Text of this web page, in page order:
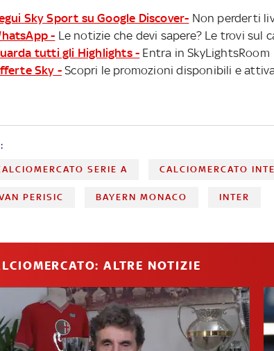
Sky Sport su Google Discover- Non perderti
- Le notizie che devi sapere? Le trovi sul
tutti gli Highlights - Entra in SkyLightsRoom
Sky -Scopri le promozioni disponibili e
SERIE A CALCIOMERCATO
PERISIC BAYERN MONACO INTER
ALTRE NOTIZIE